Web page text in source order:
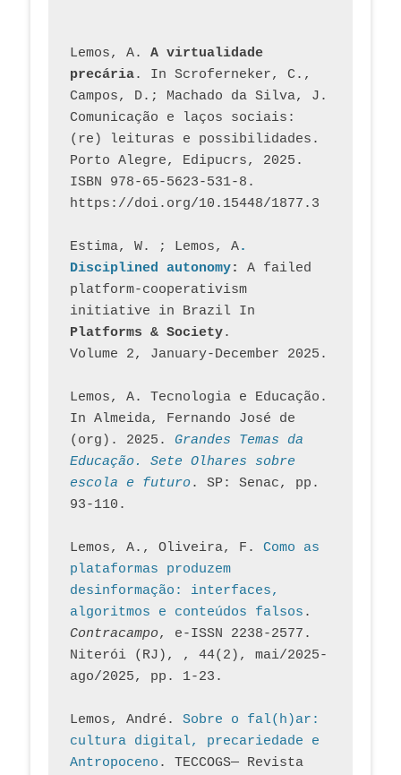
Lemos, A. A virtualidade
precária. In Scroferneker, C.,
Campos, D.; Machado da Silva, J.
Comunicação e laços sociais:
(re) leituras e possibilidades.
Porto Alegre, Edipucrs, 2025.
ISBN 978-65-5623-531-8.
https://doi.org/10.15448/1877.3
Estima, W. ; Lemos, A.
Disciplined autonomy: A failed
platform-cooperativism
initiative in Brazil In
Platforms & Society.
Volume 2, January-December 2025.
Lemos, A. Tecnologia e Educação.
In Almeida, Fernando José de
(org). 2025. Grandes Temas da
Educação. Sete Olhares sobre
escola e futuro. SP: Senac, pp.
93-110.
Lemos, A., Oliveira, F. Como as
plataformas produzem
desinformação: interfaces,
algoritmos e conteúdos falsos
Contracampo, e-ISSN 2238-2577.
Niterói (RJ), , 44(2), mai/2025-
ago/2025, pp. 1-23.
Lemos, André. Sobre o fal(h)ar:
cultura digital, precariedade e
Antropoceno . TECCOGS— Revista